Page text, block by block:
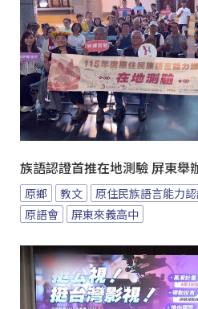
族語認證首推在地測驗 屏東舉
原鄉 教文 原住民族語言能力
原語會
屏東來義高中